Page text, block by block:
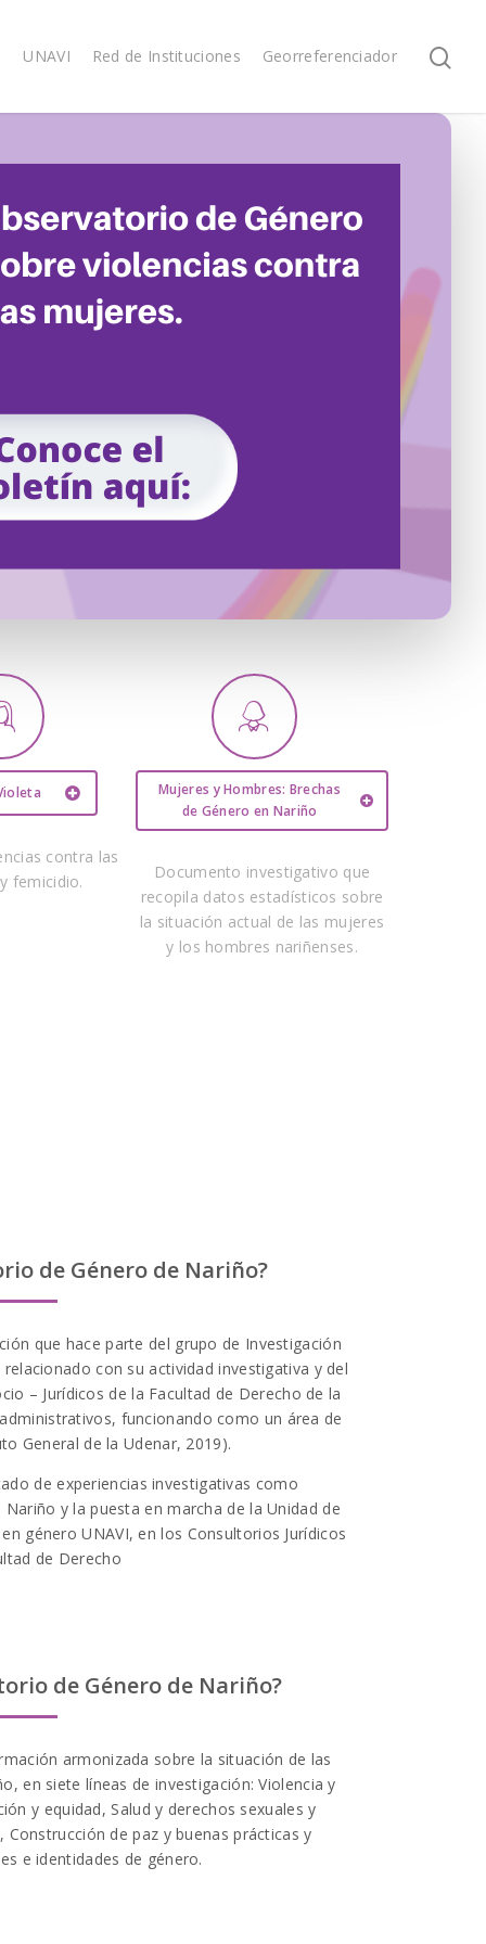
UNAVI Red de Instituciones Georreferenciador
contra las
femicidio.
Mujeres y Hombres: Brechas
de Género en Nariño
Documento investigativo que
recopila datos estadísticos sobre
la situación actual de las mujeres
y los hombres nariñenses.
de Género de Nariño?
que hace parte del grupo de Investigación
relacionado con su actividad investigativa y del
– Jurídicos de la Facultad de Derecho de la
funcionando como un área de
General de la Udenar, 2019).
de experiencias investigativas como
y la puesta en marcha de la Unidad de
género UNAVI, en los Consultorios Jurídicos
de Derecho
de Género de Nariño?
armonizada sobre la situación de las
en siete líneas de investigación: Violencia y
y equidad, Salud y derechos sexuales y
de paz y buenas prácticas y
e identidades de género.